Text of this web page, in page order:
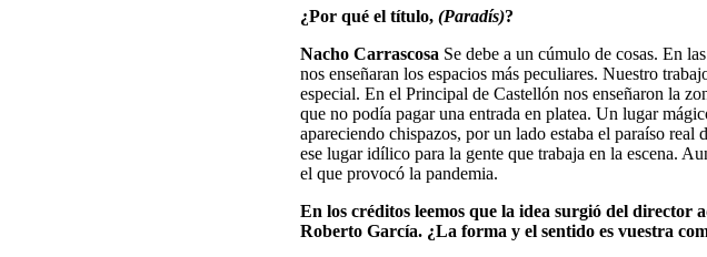
¿Por qué el título, (Paradís)?
Nacho Carrascosa Se debe a un cúmulo de cosas. En
nos enseñaran los espacios más peculiares. Nuestro
especial. En el Principal de Castellón nos enseñaron la
que no podía pagar una entrada en platea. Un lugar
apareciendo chispazos, por un lado estaba el paraíso
ese lugar idílico para la gente que trabaja en la escena.
el que provocó la pandemia.
En los créditos leemos que la idea surgió del
Roberto García. ¿La forma y el sentido es vuestra